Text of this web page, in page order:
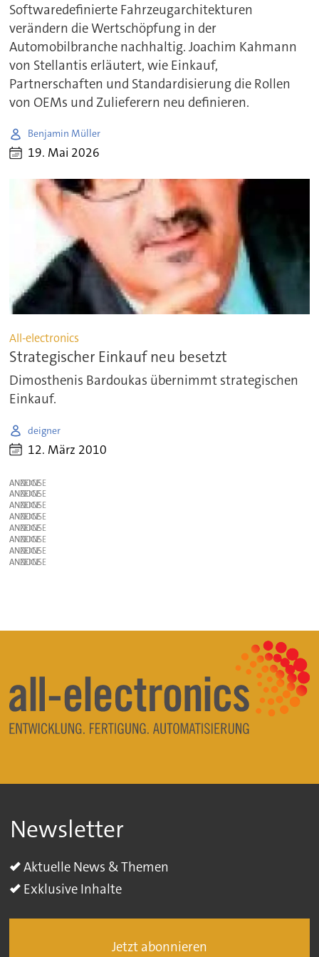
Softwaredefinierte Fahrzeugarchitekturen
verändern die Wertschöpfung in der
Automobilbranche nachhaltig. Joachim Kahmann
von Stellantis erläutert, wie Einkauf,
Partnerschaften und Standardisierung die Rollen
von OEMs und Zulieferern neu definieren.
Benjamin Müller
19. Mai 2026
All-electronics
Strategischer Einkauf neu besetzt
Dimosthenis Bardoukas übernimmt strategischen
Einkauf.
deigner
12. März 2010
ANZEIGE
ANZEIGE
ANZEIGE
ANZEIGE
ANZEIGE
ANZEIGE
ANZEIGE
ANZEIGE
Newsletter
Aktuelle News & Themen
Exklusive Inhalte
Jetzt abonnieren